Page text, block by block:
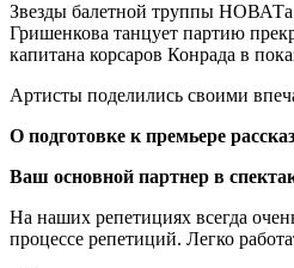
Звезды балетной труппы НОВАТа
Гришенкова танцует партию
капитана корсаров Конрада в
Артисты поделились своими
О подготовке к премьере
Ваш основной партнер в
На наших репетициях всегда
процессе репетиций. Легко